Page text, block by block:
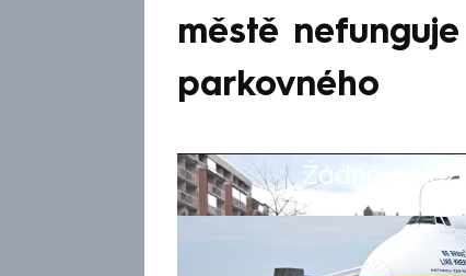
městě
parkovného
Žádná
Výběr redakce